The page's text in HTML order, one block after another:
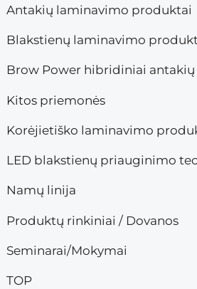
Antakių laminavimo produktai
Blakstienų laminavimo
Brow Power hibridiniai
Kitos priemonės
Korėjietiško laminavimo
LED blakstienų priauginimo
Namų linija
Produktų rinkiniai / Dovanos
Seminarai/Mokymai
TOP